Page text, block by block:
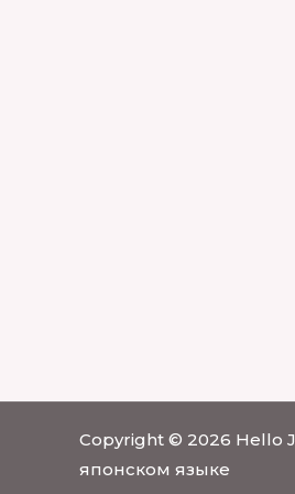
Copyright © 2026 Hello
японском языке